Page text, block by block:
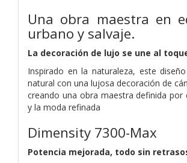
Una obra maestra en
urbano y salvaje.
La decoración de lujo se une al
Inspirado en la naturaleza, este
natural con una lujosa decoración de
creando una obra maestra definida por
y la moda refinada
Dimensity 7300-Max
Potencia mejorada, todo sin